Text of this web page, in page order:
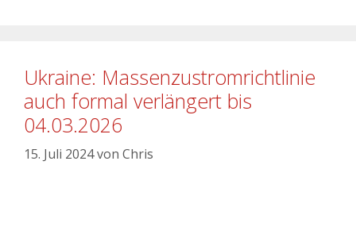
Ukraine: Massenzustromrichtlinie
auch formal verlängert bis
04.03.2026
15. Juli 2024von Chris